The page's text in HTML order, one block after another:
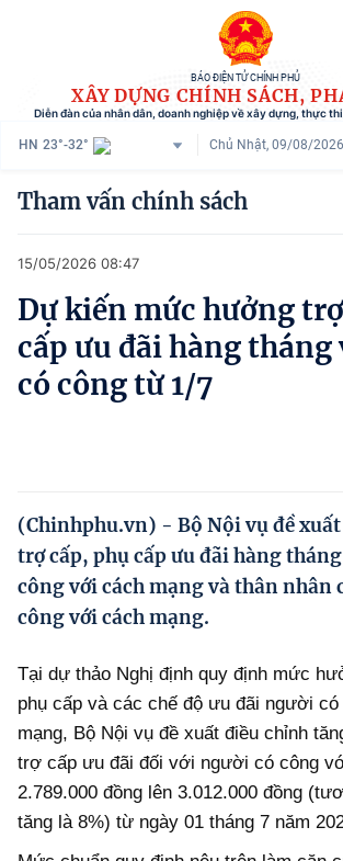
BÁO ĐIỆN TỬ CHÍNH PHỦ
XÂY DỰNG CHÍNH SÁCH,
Diễn đàn của nhân dân, doanh nghiệp về xây dựng, thực
HN 23°-32° Chủ Nhật, 09/08/2026
Danh mục
Tham vấn chính sách
Người dân góp ý
Phát triển kinh tế tư nhân và doanh
Ocop và chuỗi giá trị Nông sản
Doanh nghiệp dân tộc
Khác
Video
Photo
Tham vấn chính sách
15/05/2026 08:47
Dự kiến mức hưởng
cấp ưu đãi hàng
có công từ 1/7
(Chinhphu.vn) - Bộ Nội vụ đề
trợ cấp, phụ cấp ưu đãi hàng
công với cách mạng và thân nhân
công với cách mạng.
Tại dự thảo Nghị định quy định mức
phụ cấp và các chế độ ưu đãi người
mạng, Bộ Nội vụ đề xuất điều chỉnh
trợ cấp ưu đãi đối với người có công
2.789.000 đồng lên 3.012.000 đồng
tăng là 8%) từ ngày 01 tháng 7 năm